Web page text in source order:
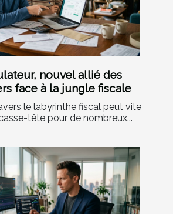
nouvel allié des
face à la jungle fiscale
le labyrinthe fiscal peut vite
tête pour de nombreux...